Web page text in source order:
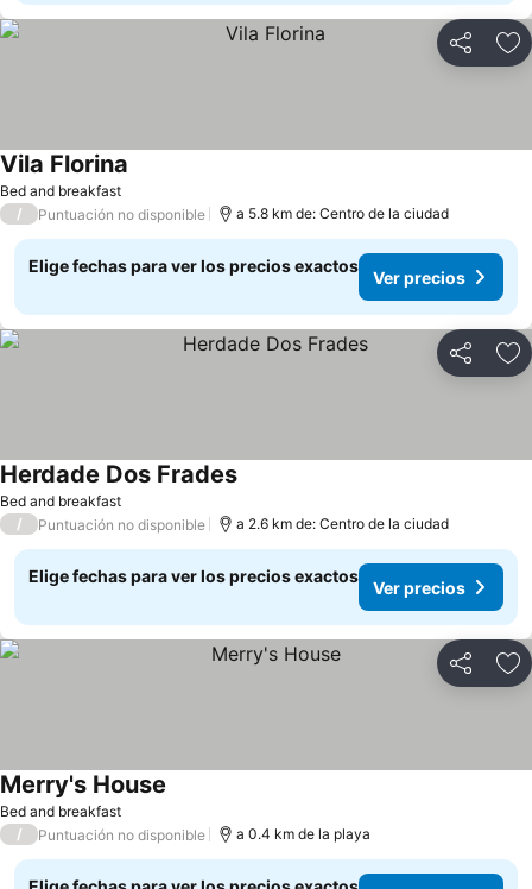
Compartir
Bed and breakfast
Vila Florina
/ Puntuación no disponible a 5.8 km de: Centro de la ciudad
Elige fechas para ver los precios exactos
Ver precios
Compartir
Bed and breakfast
Herdade Dos FradesVer precios
/ Puntuación no disponible a 2.6 km de: Centro de la ciudad
Elige fechas para ver los precios exactos
Ver precios
Compartir
Bed and breakfast
Merry's House
/ Puntuación no disponible a 0.4 km de la playa